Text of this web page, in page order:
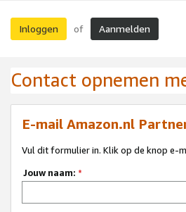
Inloggen of Aanmelden
Contact opnemen
E-mail Amazon.nl
Vul dit formulier in. Klik op de knop e-
Jouw naam: *